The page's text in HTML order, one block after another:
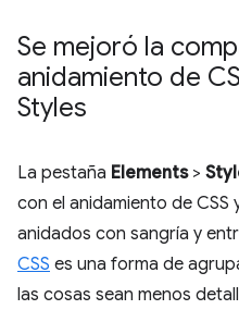
Se mejoró la
anidamiento de
Styles
La pestaña Elements>
con el anidamiento de CSS
anidados con sangría y
CSS es una forma de
las cosas sean menos